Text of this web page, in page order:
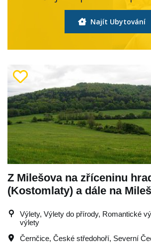
Najít Ubytování
Z Milešova na zříceninu
(Kostomlaty) a dále na
Výlety, Výlety do přírody, Romantické
výlety
Černčice, České středohoří, Severní